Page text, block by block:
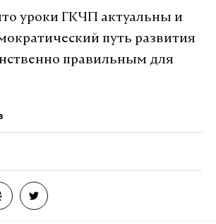
уголовное дело о нарушении
смерть двух лиц.
«18 августа
с прицепом припаркованного
автомобиля марки MAN
уроки ГКЧП актуальны и
путь развития
правильным для